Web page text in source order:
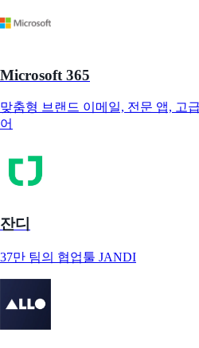
Microsoft 365
맞춤형 브랜드 이메일, 전문 앱, 고
어
잔디
37만 팀의 협업툴 JANDI